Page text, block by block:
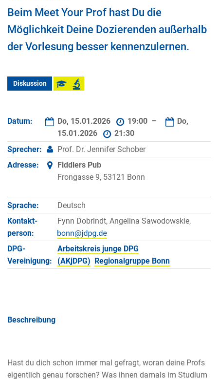
Beim Meet Your Prof hast Du die
Möglichkeit Deine Dozierenden außerhalb
der Vorlesung besser kennenzulernen.
Diskussion
Datum: Do, 15.01.2026 19:00 –
Do,
15.01.2026
21:30
Sprecher:
Prof. Dr. Jennifer Schober
Adresse:
Fiddlers Pub
Frongasse 9, 53121 Bonn
Sprache:
Deutsch
Kontakt­
person:
Fynn Dobrindt, Angelina Sawodowskie,
DPG-
Vereinigung:
Arbeitskreis junge DPG
(AKjDPG)
Regionalgruppe Bonn
Beschreibung
Hast du dich schon immer mal gefragt, woran deine Profs
eigentlich genau forschen? Was ihnen damals im Studium